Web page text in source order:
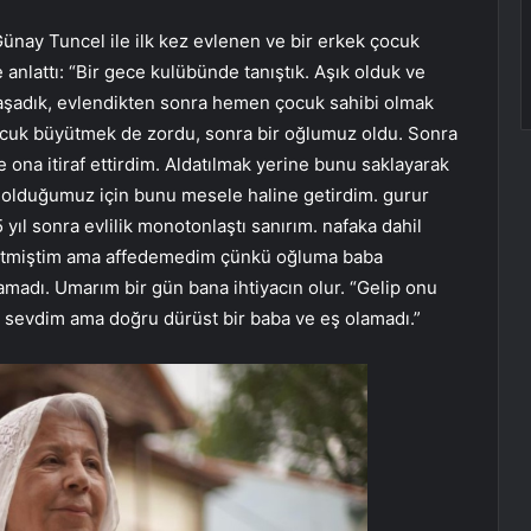
Tuncel ile ilk kez evlenen ve bir erkek çocuk
“Bir gece kulübünde tanıştık. Aşık olduk ve
evlendikten sonra hemen çocuk sahibi olmak
büyütmek de zordu, sonra bir oğlumuz oldu. Sonra
itiraf ettirdim. Aldatılmak yerine bunu saklayarak
için bunu mesele haline getirdim. gurur
sonra evlilik monotonlaştı sanırım. nafaka dahil
ama affedemedim çünkü oğluma baba
Umarım bir gün bana ihtiyacın olur. “Gelip onu
ama doğru dürüst bir baba ve eş olamadı.”